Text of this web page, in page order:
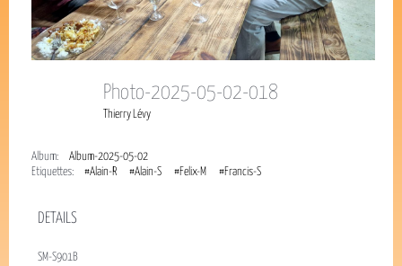
Photo-2025-05-02-018
Thierry Lévy
Album:
Album-2025-05-02
Étiquettes:
#Alain-R #Alain-S #Felix-M #Francis-S
DETAILS
SM-S901B